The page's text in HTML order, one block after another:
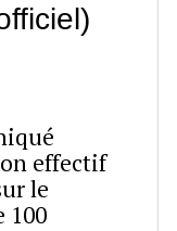
effectif
le
100